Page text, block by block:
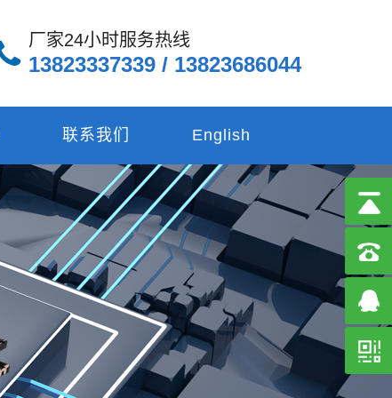
厂家24小时服务热线
13823337339 / 13823686044
联系我们 English